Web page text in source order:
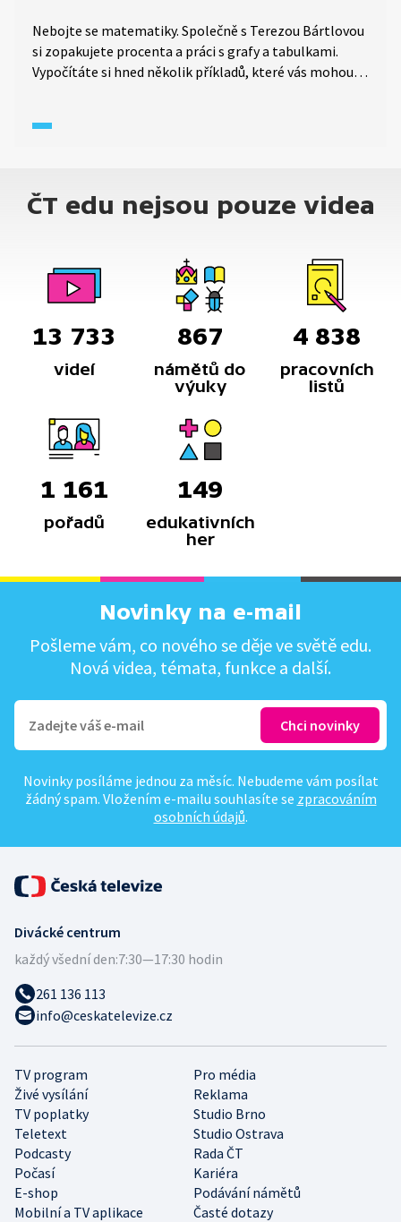
Nebojte se matematiky. Společně s Terezou Bártlovou
si zopakujete procenta a práci s grafy a tabulkami.
Vypočítáte si hned několik příkladů, které vás mohou
ČT edu nejsou pouze videa
13 733
videí
867
námětů do
výuky
4 838
pracovních
listů
1 161
pořadů
149
edukativních
her
Novinky na e-mail
Pošleme vám, co nového se děje ve světě edu.
Nová videa, témata, funkce a další.
Novinky posíláme jednou za měsíc. Nebudeme vám posílat
žádný spam. Vložením e-mailu souhlasíte se zpracováním
osobních údajů.